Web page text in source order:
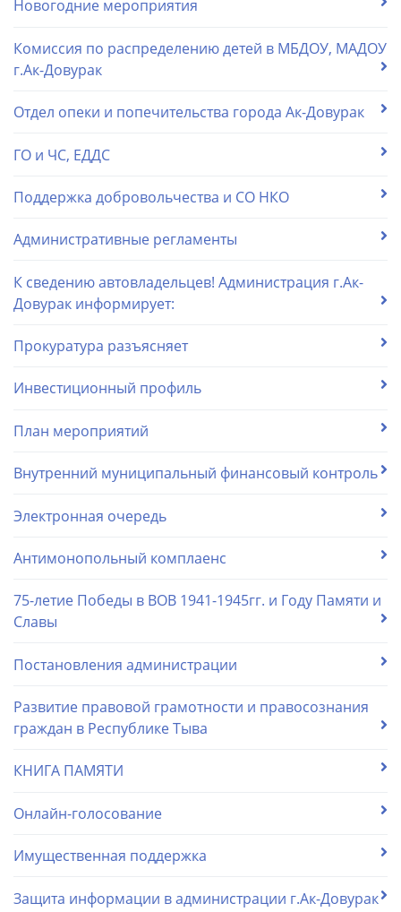
Новогодние мероприятия
Комиссия по распределению детей в МБДОУ, МАДОУ
г.Ак-Довурак
Отдел опеки и попечительства города Ак-Довурак
ГО и ЧС, ЕДДС
Поддержка добровольчества и СО НКО
Административные регламенты
К сведению автовладельцев! Администрация г.Ак-
Довурак информирует:
Прокуратура разъясняет
Инвестиционный профиль
План мероприятий
Внутренний муниципальный финансовый контроль
Электронная очередь
Антимонопольный комплаенс
75-летие Победы в ВОВ 1941-1945гг. и Году Памяти и
Славы
Постановления администрации
Развитие правовой грамотности и правосознания
граждан в Республике Тыва
КНИГА ПАМЯТИ
Онлайн-голосование
Имущественная поддержка
Защита информации в администрации г.Ак-Довурак